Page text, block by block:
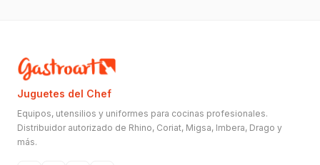
Juguetes del Chef
Equipos, utensilios y uniformes para cocinas profesionales.
Distribuidor autorizado de Rhino, Coriat, Migsa, Imbera, Drago y
más.